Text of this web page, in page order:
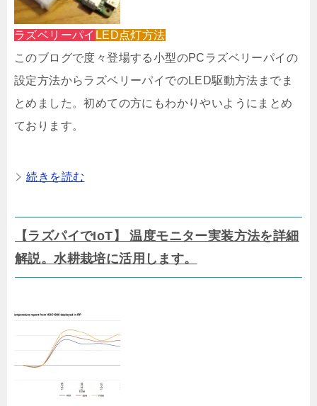
ラズベリーパイ LED点灯方法
このブログで度々登場する小型のPCラズベリーパイの
設定方法からラズベリーパイでのLED駆動方法までま
とめました。初めての方にもわかりやいようにまとめ
ております。
続きを読む
【ラズパイでIoT】 温度モニター実装方法を詳細
解説。水耕栽培に活用します。